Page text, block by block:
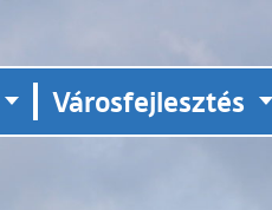
Városfejlesztés